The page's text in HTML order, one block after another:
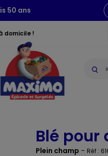
50 ans
domicile !
Blé pour
Plein champ - Réf :